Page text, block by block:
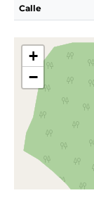
Calle
+
−